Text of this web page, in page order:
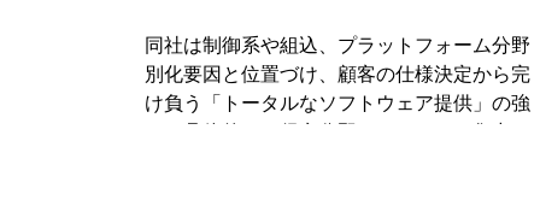
発、導入、保守まで一貫して対応し、現場に
イズを強みにしています。
オリジナルを見る
同社は制御系や組込、プラットフォーム分野
別化要因と位置づけ、顧客の仕様決定から完
け負う「トータルなソフトウェア提供」の強